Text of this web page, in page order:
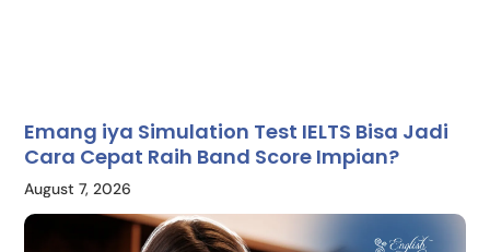
Emang iya Simulation Test IELTS Bisa Jadi
Cara Cepat Raih Band Score Impian?
August 7, 2026